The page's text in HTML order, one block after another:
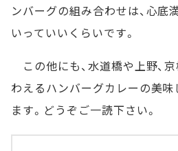
ンバーグの組み合わせは、心底
いっていいくらいです。
この他にも、水道橋や上野、
わえるハンバーグカレーの美
ます。どうぞご一読下さい。